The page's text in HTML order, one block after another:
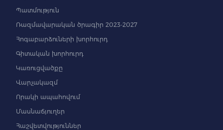
Պատմություն
Ռազմավարական ծրագիր 2023-2027
Հոգաբարձուների խորհուրդ
Գիտական խորհուրդ
Կառուցվածքը
Վարչակազմ
Որակի ապահովում
Մասնաճյուղեր
Հաշվետվություններ